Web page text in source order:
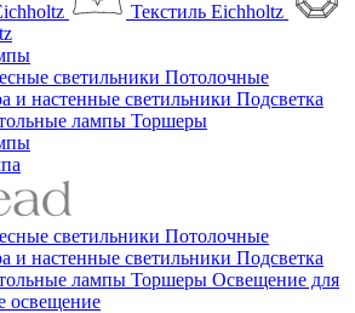
Текстиль Eichholtz
светильники Потолочные
и настенные светильники Подсветка
лампы Торшеры
светильники Потолочные
и настенные светильники Подсветка
лампы Торшеры Освещение для
освещение